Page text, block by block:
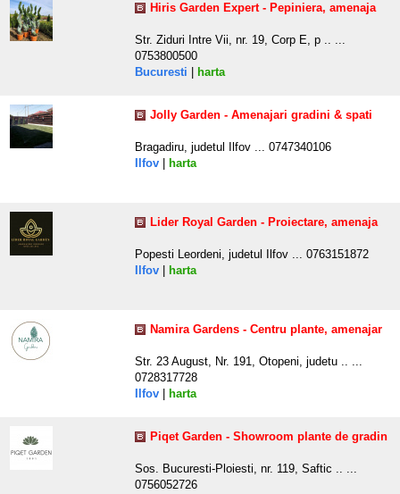
Hiris Garden Expert - Pepiniera, amenaja
Str. Ziduri Intre Vii, nr. 19, Corp E, p .. ...
0753800500
Bucuresti
harta
Jolly Garden - Amenajari gradini & spati
Bragadiru, judetul Ilfov ... 0747340106
Ilfov
harta
Lider Royal Garden - Proiectare, amenaja
Popesti Leordeni, judetul Ilfov ... 0763151872
Ilfov
harta
Namira Gardens - Centru plante, amenajar
Str. 23 August, Nr. 191, Otopeni, judetu .. ...
0728317728
Ilfov
harta
Piqet Garden - Showroom plante de gradin
Sos. Bucuresti-Ploiesti, nr. 119, Saftic .. ...
0756052726